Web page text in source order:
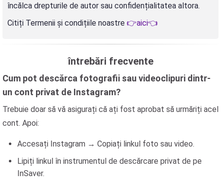
încălca drepturile de autor sau confidențialitatea altora.
Citiți Termenii și condițiile noastre 👉aici👈
întrebări frecvente
Cum pot descărca fotografii sau videoclipuri dintr-
un cont privat de Instagram?
Trebuie doar să vă asigurați că ați fost aprobat să urmăriți acel
cont. Apoi:
Accesați Instagram → Copiați linkul foto sau video.
Lipiți linkul în instrumentul de descărcare privat de pe
InSaver.